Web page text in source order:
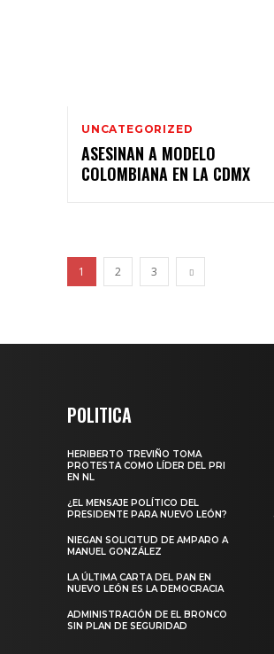
UNCATEGORIZED
ASESINAN A MODELO
COLOMBIANA EN LA CDMX
1 2 3
POLITICA
HERIBERTO TREVIÑO TOMA
PROTESTA COMO LÍDER DEL PRI
EN NL
¿EL MENSAJE POLÍTICO DEL
PRESIDENTE PARA NUEVO LEÓN?
NIEGAN SOLICITUD DE AMPARO A
MANUEL GONZÁLEZ
LA ÚLTIMA CARTA DEL PAN EN
NUEVO LEÓN ES LA DEMOCRACIA
ADMINISTRACIÓN DE EL BRONCO
SIN PLAN DE SEGURIDAD